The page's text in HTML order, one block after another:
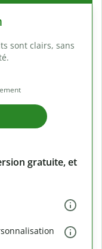
sont clairs, sans
gratuite, et